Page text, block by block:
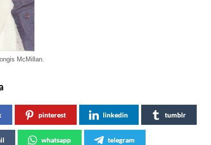
McMillan.
pinterest linkedin tumblr
whatsapp telegram